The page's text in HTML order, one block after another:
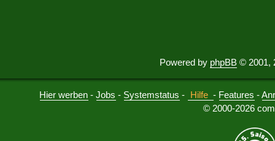
Powered by phpBB © 2001,
Hier werben -Jobs - Systemstatus - Hilfe - Features -
© 2000-2026